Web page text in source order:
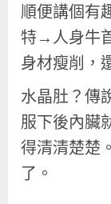
順便講個有
特→人身牛
身材瘦削，
水晶肚？傳
服下後內臟
得清清楚楚
了。